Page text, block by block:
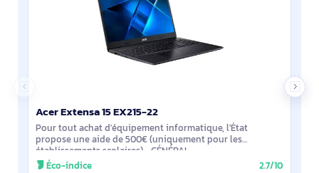
Acer Extensa 15 EX215-22
Pour tout achat d'équipement informatique, l'État
propose une aide de 500€ (uniquement pour les
établissements scolaires). GÉNÉRAL
Éco-indice
2.7/10